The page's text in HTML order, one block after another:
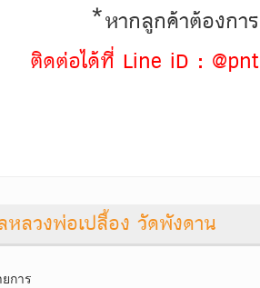
*หากลูกค้าต้องกา
ติดต่อได้ที่ Line iD :
หลวงพ่อเปลื้อง วัดพังดาน
การ